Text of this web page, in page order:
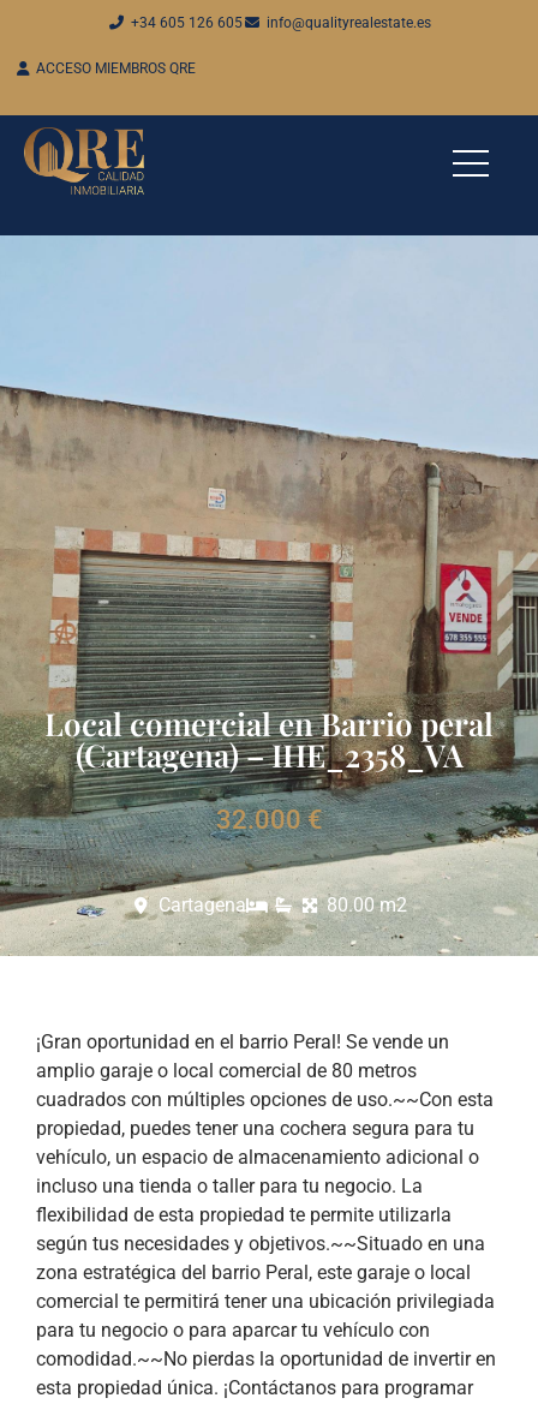
+34 605 126 605 info@qualityrealestate.es
ACCESO MIEMBROS QRE
Local comercial en Barrio peral
(Cartagena) – IHE_2358_VA
32.000 €
Cartagena 80.00 m2
¡Gran oportunidad en el barrio Peral! Se vende un
amplio garaje o local comercial de 80 metros
cuadrados con múltiples opciones de uso.~~Con esta
propiedad, puedes tener una cochera segura para tu
vehículo, un espacio de almacenamiento adicional o
incluso una tienda o taller para tu negocio. La
flexibilidad de esta propiedad te permite utilizarla
según tus necesidades y objetivos.~~Situado en una
zona estratégica del barrio Peral, este garaje o local
comercial te permitirá tener una ubicación privilegiada
para tu negocio o para aparcar tu vehículo con
comodidad.~~No pierdas la oportunidad de invertir en
esta propiedad única. ¡Contáctanos para programar